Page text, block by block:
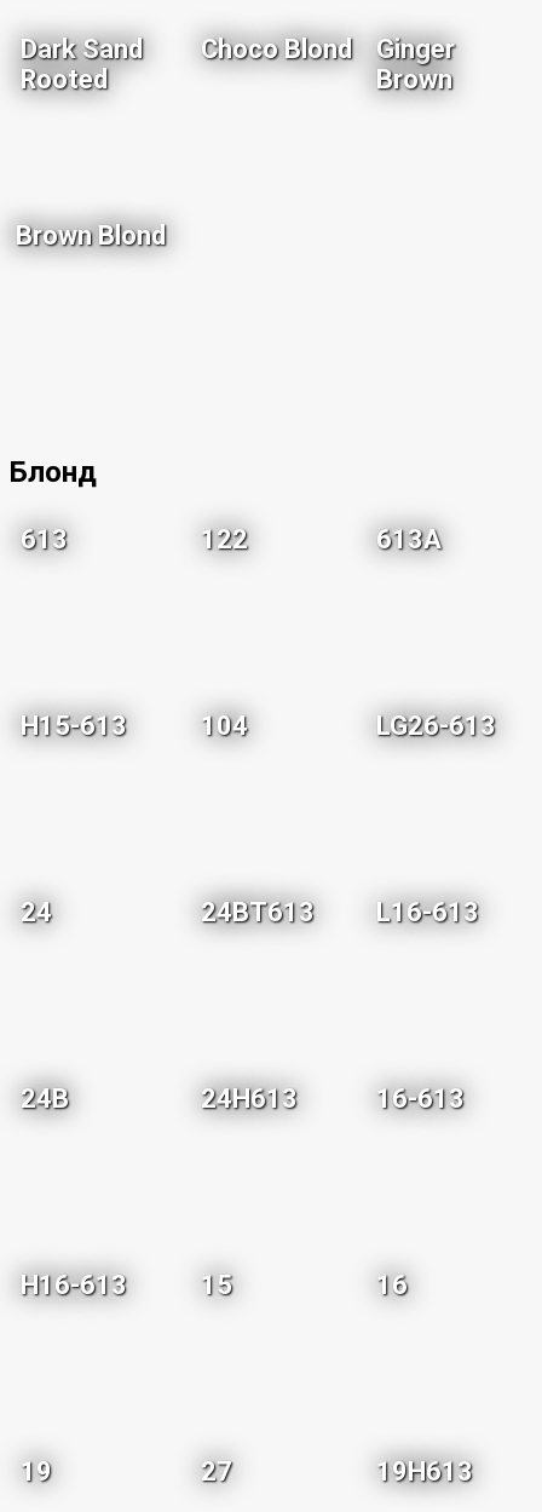
Dark Sand
Rooted
Choco Blond
Ginger
Brown
Brown Blond
Блонд
613 122 613A
H15-613 104 LG26-613
24 24BT613 L16-613
24B 24H613 16-613
H16-613 15 16
19 27 19H613